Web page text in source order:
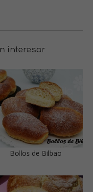
interesar
Bollos de Bilbao